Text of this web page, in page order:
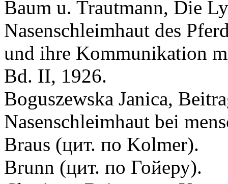
Baum u. Trautmann, Die
Nasenschleimhaut des
und ihre Kommunikation
Bd. II, 1926.
Boguszewska Janica,
Nasenschleimhaut bei
Braus (цит. по Kolmer).
Brunn (цит. по Гойеру).